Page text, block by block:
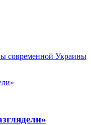
современной Украины